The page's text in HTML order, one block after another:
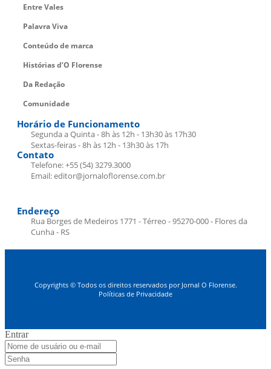
Entre Vales
Palavra Viva
Conteúdo de marca
Histórias d’O Florense
Da Redação
Comunidade
Horário de Funcionamento
Segunda a Quinta - 8h às 12h - 13h30 às 17h30
Sextas-feiras - 8h às 12h - 13h30 às 17h
Contato
Telefone: +55 (54) 3279.3000
Email: editor@jornaloflorense.com.br
Endereço
Rua Borges de Medeiros 1771 - Térreo - 95270-000 - Flores da
Cunha - RS
Copyrights © Todos os direitos reservados por Jornal O Florense.
Políticas de Privacidade
Entrar